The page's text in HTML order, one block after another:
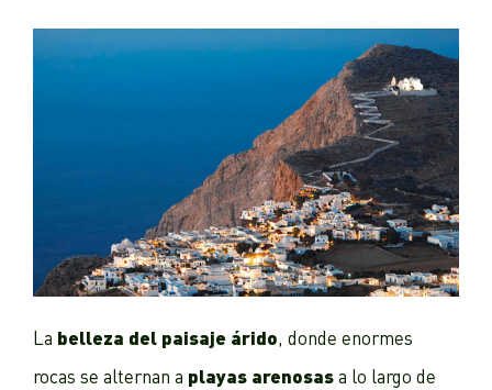
La belleza del paisaje árido, donde enormes
rocas se alternan a playas arenosasa lo largo de